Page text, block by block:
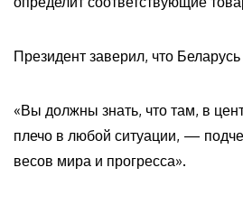
Президент заверил, что
«Вы должны знать, что там, в
плечо в любой ситуации, —
весов мира и прогресса».